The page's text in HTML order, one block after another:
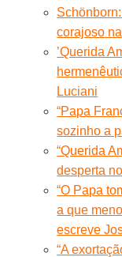
corajoso
’Querida
Luciani
“Papa
sozinho a
“Querida
desperta
“O Papa
a que
escreve
“A